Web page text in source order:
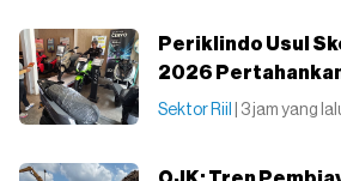
Periklindo Usul
2026
Sektor Riil | 3 jam yang